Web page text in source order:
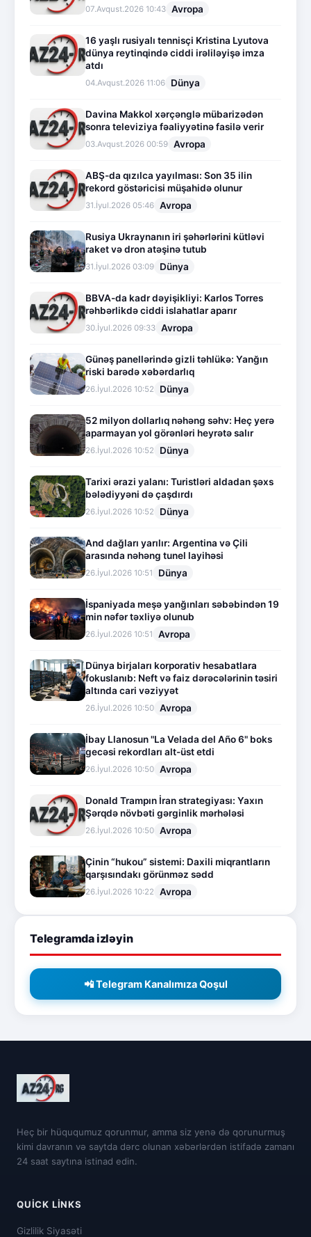
07.Avqust.2026 10:43 Avropa
16 yaşlı rusiyalı tennisçi Kristina Lyutova
dünya reytinqində ciddi irəliləyişə imza
atdı
04.Avqust.2026 11:06 Dünya
Davina Makkol xərçənglə mübarizədən
sonra televiziya fəaliyyətinə fasilə verir
03.Avqust.2026 00:59 Avropa
ABŞ-da qızılca yayılması: Son 35 ilin
rekord göstəricisi müşahidə olunur
31.İyul.2026 05:46 Avropa
Rusiya Ukraynanın iri şəhərlərini kütləvi
raket və dron atəşinə tutub
31.İyul.2026 03:09 Dünya
BBVA-da kadr dəyişikliyi: Karlos Torres
rəhbərlikdə ciddi islahatlar aparır
30.İyul.2026 09:33 Avropa
Günəş panellərində gizli təhlükə: Yanğın
riski barədə xəbərdarlıq
26.İyul.2026 10:52 Dünya
52 milyon dollarlıq nəhəng səhv: Heç yerə
aparmayan yol görənləri heyrətə salır
26.İyul.2026 10:52 Dünya
Tarixi ərazi yalanı: Turistləri aldadan şəxs
bələdiyyəni də çaşdırdı
26.İyul.2026 10:52 Dünya
And dağları yarılır: Argentina və Çili
arasında nəhəng tunel layihəsi
26.İyul.2026 10:51 Dünya
İspaniyada meşə yanğınları səbəbindən 19
min nəfər təxliyə olunub
26.İyul.2026 10:51 Avropa
Dünya birjaları korporativ hesabatlara
fokuslanıb: Neft və faiz dərəcələrinin təsiri
altında cari vəziyyət
26.İyul.2026 10:50 Avropa
İbay Llanosun "La Velada del Año 6" boks
gecəsi rekordları alt-üst etdi
26.İyul.2026 10:50 Avropa
Donald Trampın İran strategiyası: Yaxın
Şərqdə növbəti gərginlik mərhələsi
26.İyul.2026 10:50 Avropa
Çinin “hukou” sistemi: Daxili miqrantların
qarşısındakı görünməz sədd
26.İyul.2026 10:22 Avropa
Telegramda izləyin
📲 Telegram Kanalımıza Qoşul
Heç bir hüququmuz qorunmur, amma siz yenə də qorunurmuş
kimi davranın və saytda dərc olunan xəbərlərdən istifadə zamanı
24 saat saytına istinad edin.
QUICK LINKS
Gizlilik Siyasəti